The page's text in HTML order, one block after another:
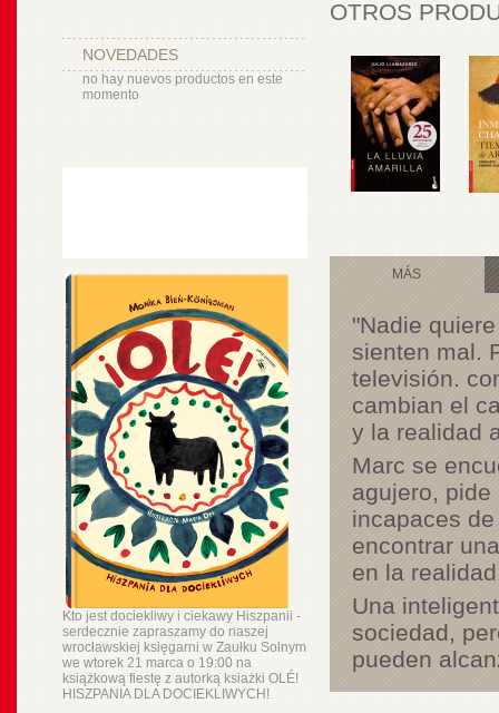
NOVEDADES
no hay nuevos productos en este
momento
Kto jest dociekliwy i ciekawy Hiszpanii -
serdecznie zapraszamy do naszej
wrocławskiej księgarni w Zaułku Solnym
we wtorek 21 marca o 19:00 na
książkową fiestę z autorką ksiażki OLÉ!
HISZPANIA DLA DOCIEKLIWYCH!
OTROS
MÁS
"Nadie
sienten mal.
televisión.
cambian el
y la realidad
Marc se
agujero,
incapaces
encontrar
en la
Una
sociedad,
pueden